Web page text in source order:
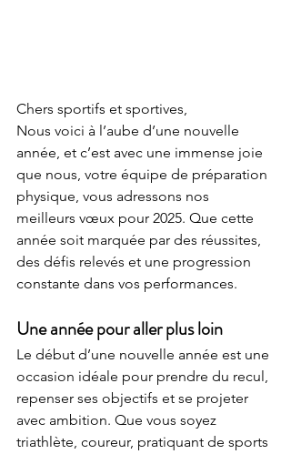
Chers sportifs et sportives,
Nous voici à l’aube d’une nouvelle
année, et c’est avec une immense joie
que nous, votre équipe de préparation
physique, vous adressons nos
meilleurs vœux pour 2025. Que cette
année soit marquée par des réussites,
des défis relevés et une progression
constante dans vos performances.
Une année pour aller plus loin
Le début d’une nouvelle année est une
occasion idéale pour prendre du recul,
repenser ses objectifs et se projeter
avec ambition. Que vous soyez
triathlète, coureur, pratiquant de sports